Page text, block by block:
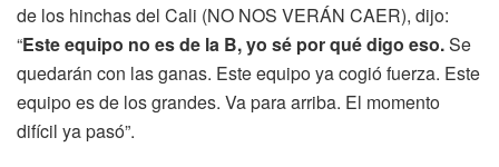
de los hinchas del Cali (NO NOS VERÁN CAER), dijo:
“Este equipo no es de la B, yo sé por qué digo eso.Se
quedarán con las ganas. Este equipo ya cogió fuerza. Este
equipo es de los grandes. Va para arriba. El momento
difícil ya pasó”.